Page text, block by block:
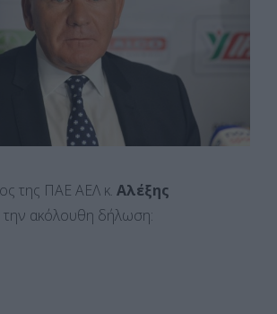
της ΠΑΕ ΑΕΛ κ. Αλέξης
την ακόλουθη δήλωση: